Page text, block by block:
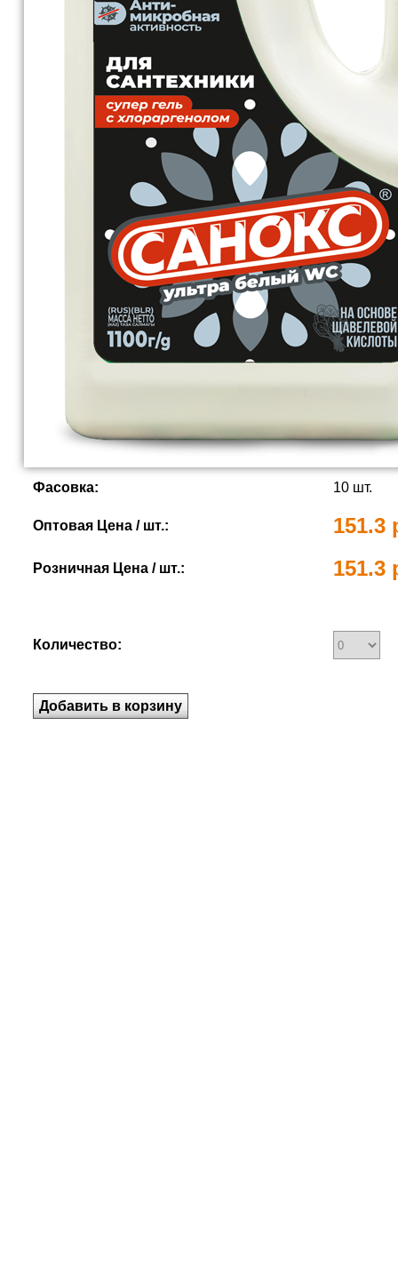
Фасовка: 10 шт.
Оптовая Цена / шт.: 151.3
Розничная Цена / шт.: 151.3
Количество: